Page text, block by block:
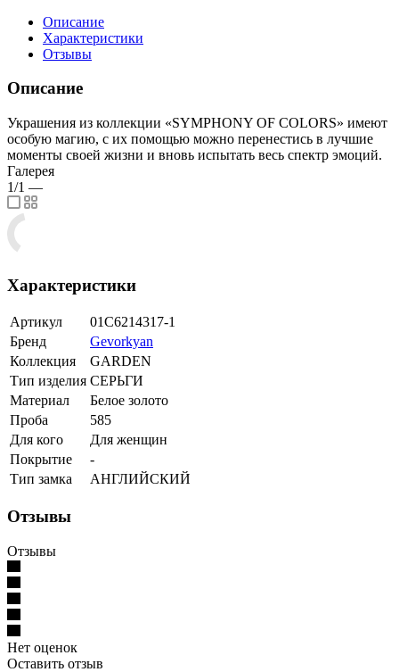
Описание
Характеристики
Отзывы
Описание
Украшения из коллекции «SYMPHONY OF COLORS» имеют
особую магию, с их помощью можно перенестись в лучшие
моменты своей жизни и вновь испытать весь спектр эмоций.
Галерея
1/1 —
Характеристики
Артикул
01С6214317-1
Бренд
Gevorkyan
Коллекция
GARDEN
Тип изделия СЕРЬГИ
Материал
Белое золото
Проба
585
Для кого
Для женщин
Покрытие
-
Тип замка
АНГЛИЙСКИЙ
Отзывы
Отзывы
Нет оценок
Оставить отзыв